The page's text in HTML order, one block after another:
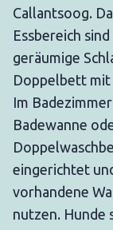
Callantsoog.
Essbereich
geräumige
Doppelbett mit
Im
Badewanne
eingerichtet
vorhandene
nutzen. Hunde